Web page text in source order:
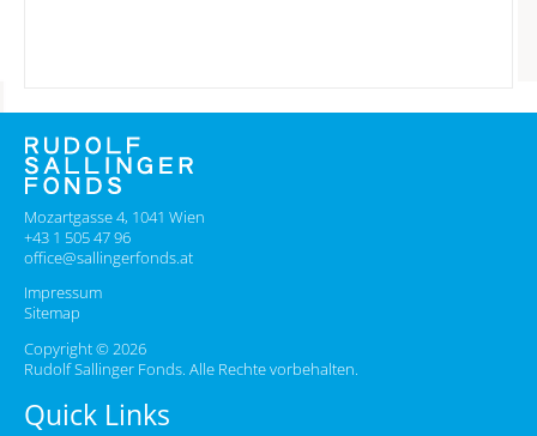
Mozartgasse 4, 1041 Wien
+43 1 505 47 96
office@sallingerfonds.at
Impressum
Sitemap
Copyright © 2026
Rudolf Sallinger Fonds. Alle Rechte vorbehalten.
Quick Links